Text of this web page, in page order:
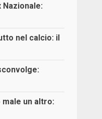
Nazionale:
nel calcio: il
male un altro: